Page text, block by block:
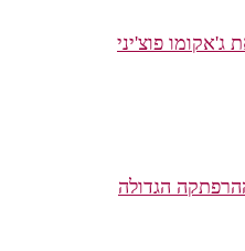
פוצ'יני
הגדולה